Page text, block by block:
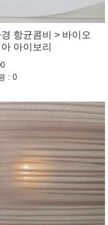
항균콤비 > 바이오
아이보리
: 0